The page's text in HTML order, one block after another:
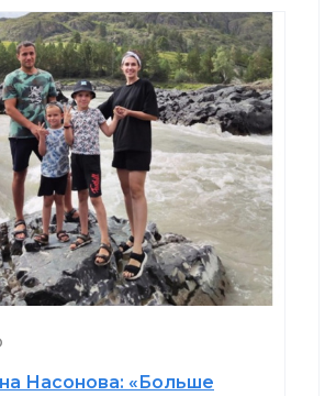
Насонова: «Больше